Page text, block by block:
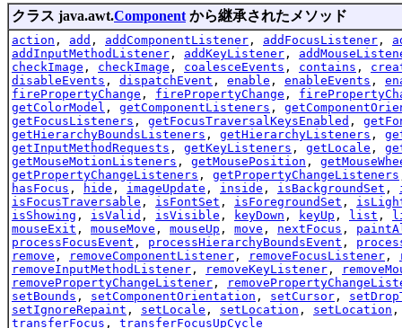
クラス java.awt.Component から継承されたメソッド
action , add , addComponentListener , addFocusListener ,
addInputMethodListener , addKeyListener ,
checkImage , checkImage , coalesceEvents , contains ,
disableEvents , dispatchEvent , enable , enableEvents ,
firePropertyChange , firePropertyChange ,
getColorModel , getComponentListeners ,
getFocusListeners , getFocusTraversalKeysEnabled ,
getHierarchyBoundsListeners , getHierarchyListeners ,
getInputMethodRequests , getKeyListeners , getLocale ,
getMouseMotionListeners , getMousePosition ,
getPropertyChangeListeners , getPropertyChangeListeners
hasFocus , hide , imageUpdate , inside , isBackgroundSet ,
isFocusTraversable , isFontSet , isForegroundSet ,
isShowing , isValid , isVisible , keyDown , keyUp , list ,
mouseExit , mouseMove , mouseUp , move , nextFocus ,
processFocusEvent , processHierarchyBoundsEvent ,
remove , removeComponentListener , removeFocusListener ,
removeInputMethodListener , removeKeyListener ,
removePropertyChangeListener ,
setBounds , setComponentOrientation , setCursor ,
setIgnoreRepaint , setLocale , setLocation , setLocation
transferFocus , transferFocusUpCycle